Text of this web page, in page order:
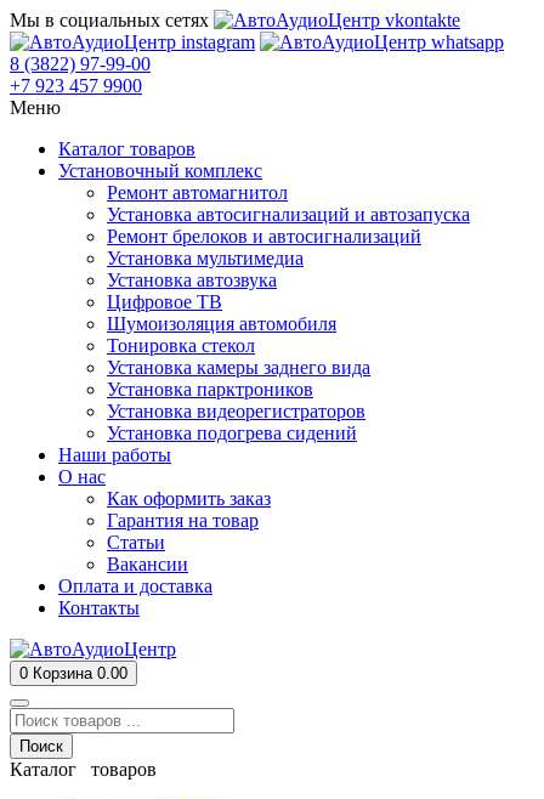
Мы в социальных сетях
8 (3822) 97-99-00
+7 923 457 9900
Меню
Каталог товаров
Установочный комплекс
Ремонт автомагнитол
Установка автосигнализаций и автозапуска
Ремонт брелоков и автосигнализаций
Установка мультимедиа
Установка автозвука
Цифровое ТВ
Шумоизоляция автомобиля
Тонировка стекол
Установка камеры заднего вида
Установка парктроников
Установка видеорегистраторов
Установка подогрева сидений
Наши работы
О нас
Как оформить заказ
Гарантия на товар
Статьи
Вакансии
Оплата и доставка
Контакты
0 Корзина 0.00
Поиск
Каталог товаров